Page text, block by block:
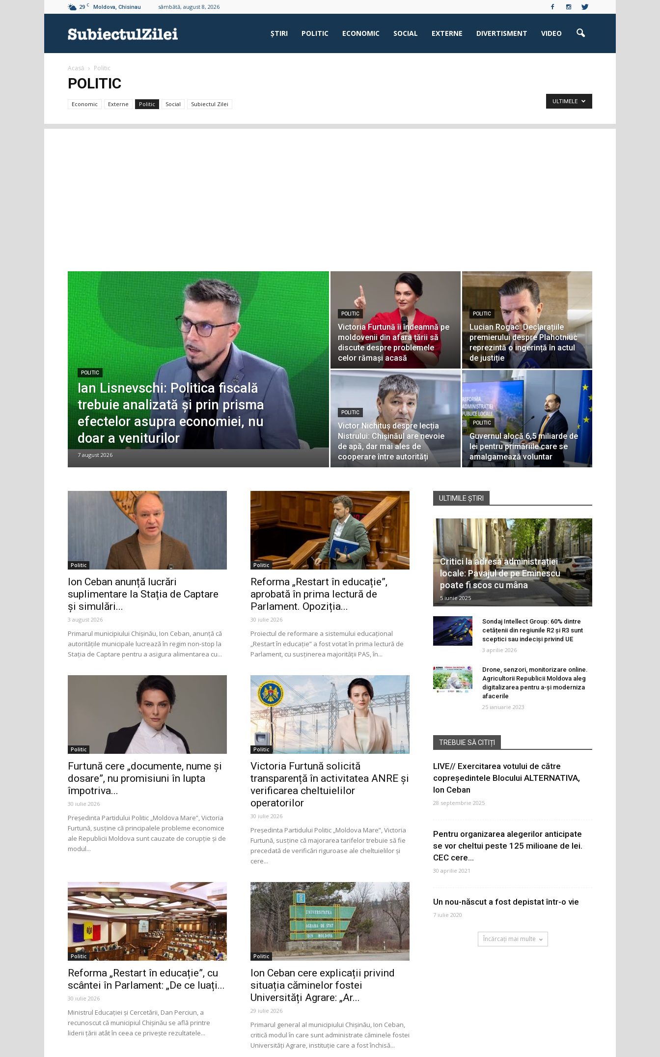
29 C Moldova, Chisinau sâmbătă, august 8, 2026
ŞTIRI POLITIC ECONOMIC SOCIAL EXTERNE DIVERTISMENT VIDEO
Acasă Politic
POLITIC
Economic Externe Politic Social Subiectul Zilei ULTIMELE
POLITIC
Ian Lisnevschi: Politica fiscală
trebuie analizată și prin prisma
efectelor asupra economiei, nu
doar a veniturilor
7 august 2026
POLITIC
Victoria Furtună îi îndeamnă pe
moldovenii din afara țării să
discute despre problemele
celor rămași acasă
POLITIC
Lucian Rogac: Declarațiile
premierului despre Plahotniuc
reprezintă o ingerință în actul
de justiție
POLITIC
Victor Nichituș despre lecția
Nistrului: Chișinăul are nevoie
de apă, dar mai ales de
cooperare între autorități
POLITIC
Guvernul alocă 6,5 miliarde de
lei pentru primăriile care se
amalgamează voluntar
Politic
Ion Ceban anunță lucrări
suplimentare la Stația de Captare
și simulări...
3 august 2026
Primarul municipiului Chișinău, Ion Ceban, anunță că
autoritățile municipale lucrează în regim non-stop la
Stația de Captare pentru a asigura alimentarea cu...
Politic
Reforma „Restart în educație”,
aprobată în prima lectură de
Parlament. Opoziția...
30 iulie 2026
Proiectul de reformare a sistemului educațional
„Restart în educație” a fost votat în prima lectură de
Parlament, cu susținerea majorității PAS, în...
Politic
Furtună cere „documente, nume și
dosare”, nu promisiuni în lupta
împotriva...
30 iulie 2026
Președinta Partidului Politic „Moldova Mare”, Victoria
Furtună, susține că principalele probleme economice
ale Republicii Moldova sunt cauzate de corupție și de
modul...
Politic
Victoria Furtună solicită
transparență în activitatea ANRE și
verificarea cheltuielilor
operatorilor
30 iulie 2026
Președinta Partidului Politic „Moldova Mare”, Victoria
Furtună, susține că majorarea tarifelor trebuie să fie
precedată de verificări riguroase ale cheltuielilor și
cere...
Politic
Reforma „Restart în educație”, cu
scântei în Parlament: „De ce luați...
30 iulie 2026
Ministrul Educației și Cercetării, Dan Perciun, a
recunoscut că municipiul Chișinău se află printre
liderii țării atât în ceea ce privește rezultatele...
Politic
Ion Ceban cere explicații privind
situația căminelor fostei
Universități Agrare: „Ar...
29 iulie 2026
Primarul general al municipiului Chișinău, Ion Ceban,
critică modul în care sunt administrate căminele fostei
Universități Agrare, instituție care a fost închisă...
ULTIMILE ȘTIRI
Critici la adresa administrației
locale: Pavajul de pe Eminescu
poate fi scos cu mâna
5 iunie 2025
Sondaj Intellect Group: 60% dintre
cetățenii din regiunile R2 și R3 sunt
sceptici sau indeciși privind UE
3 aprilie 2026
Drone, senzori, monitorizare online.
Agricultorii Republicii Moldova aleg
digitalizarea pentru a-și moderniza
afacerile
25 ianuarie 2023
TREBUIE SĂ CITIȚI
LIVE// Exercitarea votului de către
copreședintele Blocului ALTERNATIVA,
Ion Ceban
28 septembrie 2025
Pentru organizarea alegerilor anticipate
se vor cheltui peste 125 milioane de lei.
CEC cere...
30 aprilie 2021
Un nou-născut a fost depistat într-o vie
7 iulie 2020
Încărcați mai multe